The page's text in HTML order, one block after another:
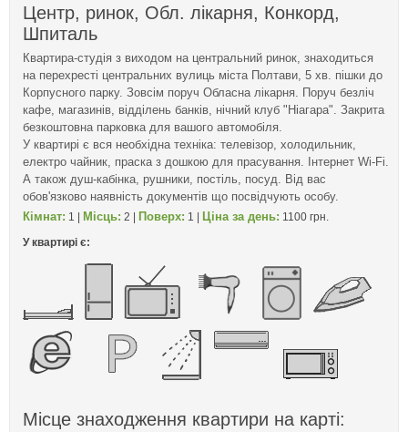
Центр, ринок, Обл. лікарня, Конкорд,
Шпиталь
Квартира-студія з виходом на центральний ринок, знаходиться
на перехресті центральних вулиць міста Полтави, 5 хв. пішки до
Корпусного парку. Зовсім поруч Обласна лікарня. Поруч безліч
кафе, магазинів, відділень банків, нічний клуб "Ніагара". Закрита
безкоштовна парковка для вашого автомобіля.
У квартирі є вся необхідна техніка: телевізор, холодильник,
електро чайник, праска з дошкою для прасування. Інтернет Wi-Fi.
А також душ-кабінка, рушники, постіль, посуд. Від вас
обов'язково наявність документів що посвідчують особу.
Кімнат: 1 | Місць: 2 | Поверх: 1 | Ціна за день: 1100 грн.
У квартирі є:
Місце знаходження квартири на карті: